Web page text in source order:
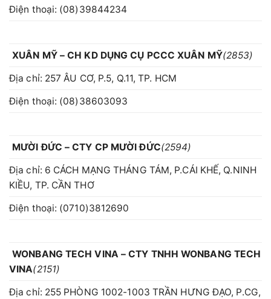
Điện thoại: (08)39844234
XUÂN MỸ – CH KD DỤNG CỤ PCCC XUÂN MỸ(2853)
Địa chỉ: 257 ÂU CƠ, P.5, Q.11, TP. HCM
Điện thoại: (08)38603093
MƯỜI ĐỨC – CTY CP MƯỜI ĐỨC(2594)
Địa chỉ: 6 CÁCH MẠNG THÁNG TÁM, P.CÁI KHẾ, Q.NINH
KIỀU, TP. CẦN THƠ
Điện thoại: (0710)3812690
WONBANG TECH VINA – CTY TNHH WONBANG TECH
VINA(2151)
Địa chỉ: 255 PHÒNG 1002-1003 TRẦN HƯNG ĐẠO, P.CG,